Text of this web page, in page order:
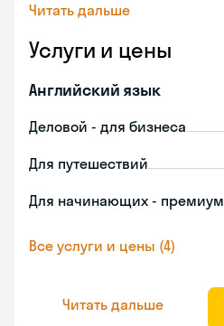
Читать дальше
Услуги и цены
Английский язык
Деловой - для бизнеса
Для путешествий
Для начинающих - премиум
Все услуги и цены (4)
Читать дальше